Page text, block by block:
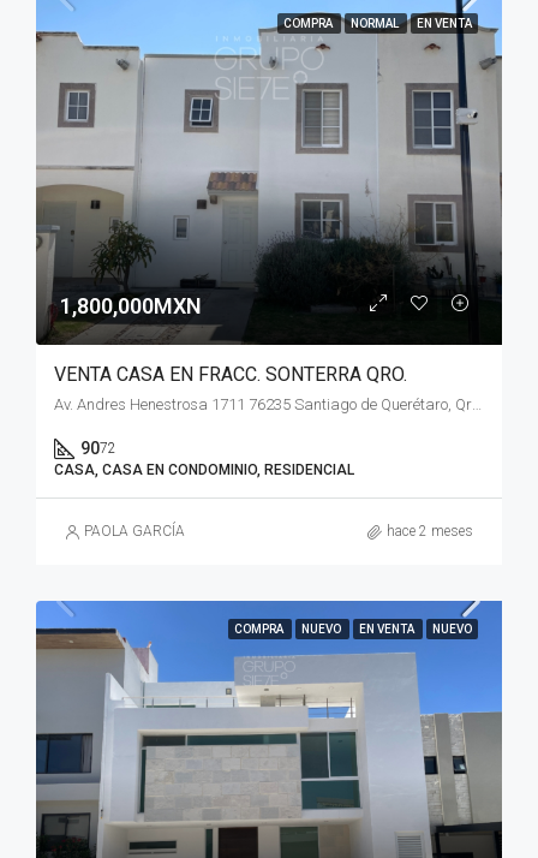
COMPRA NORMAL EN VENTA
1,800,000MXN
VENTA CASA EN FRACC. SONTERRA QRO.
Av. Andres Henestrosa 1711 76235 Santiago de Querétaro, Qro. México
9072
CASA, CASA EN CONDOMINIO, RESIDENCIAL
PAOLA GARCÍA hace 2 meses
COMPRA NUEVO EN VENTA NUEVO